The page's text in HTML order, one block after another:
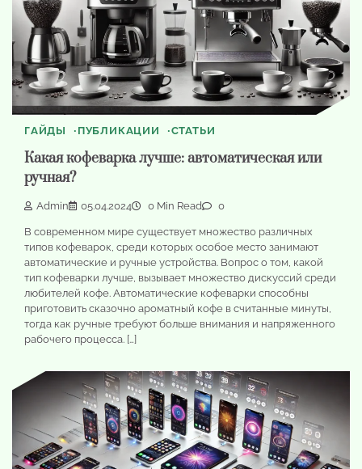
ГАЙДЫ ПУБЛИКАЦИИ СТАТЬИ
Какая кофеварка лучше: автоматическая или
ручная?
Admin 05.04.2024 0 Min Read 0
В современном мире существует множество различных
типов кофеварок, среди которых особое место занимают
автоматические и ручные устройства. Вопрос о том, какой
тип кофеварки лучше, вызывает множество дискуссий среди
любителей кофе. Автоматические кофеварки способны
приготовить сказочно ароматный кофе в считанные минуты,
тогда как ручные требуют больше внимания и напряженного
рабочего процесса. […]